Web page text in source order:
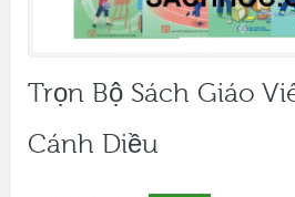
Trọn Bộ Sách Giáo
Cánh Diều